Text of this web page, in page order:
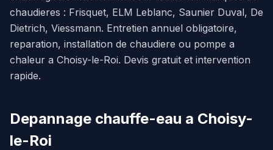
chaudieres : Frisquet, ELM Leblanc, Saunier Duval, De
Dietrich, Viessmann. Entretien annuel obligatoire,
reparation, installation de chaudiere ou pompe a
chaleur a Choisy-le-Roi. Devis gratuit et intervention
rapide.
Depannage chauffe-eau a Choisy-
le-Roi